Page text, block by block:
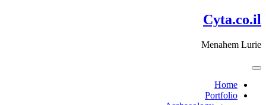
דלג
לתוכן
Cyta.co.il
Menahem Lurie
Home
Portfolio